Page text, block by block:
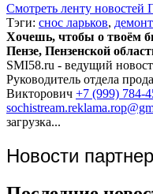
Смотреть ленту новостей
Тэги: снос ларьков,
Хочешь, чтобы о твоём
Пензе, Пензенской
SMI58.ru - ведущий
Руководитель отдела
Викторович +7 (999) 784-
загрузка...
Новости